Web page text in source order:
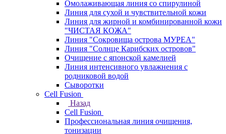
Омолаживающая линия со спирулиной
Линия для сухой и чувствительной кожи
Линия для жирной и комбинированной кожи
"ЧИСТАЯ КОЖА"
Линия "Сокровища острова МУРЕА"
Линия "Солнце Карибских островов"
Очищение с японской камелией
Линия интенсивного увлажнения с
родниковой водой
Сыворотки
Cell Fusion
Назад
Cell Fusion
Профессиональная линия очищения,
тонизации